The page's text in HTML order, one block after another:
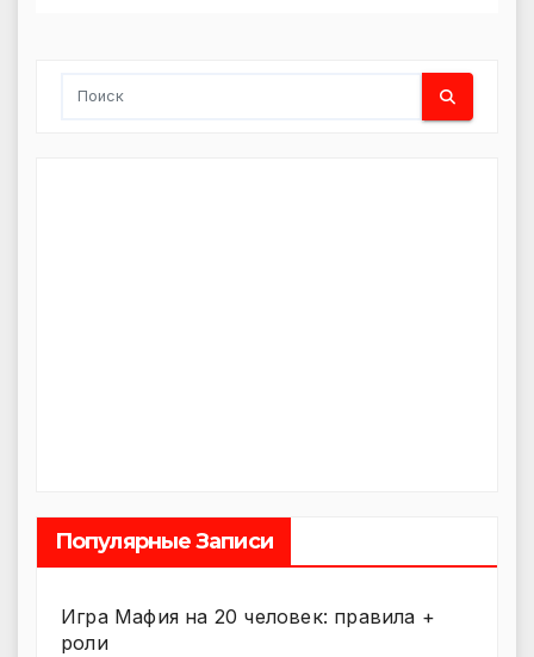
Популярные Записи
Игра Мафия на 20 человек: правила +
роли